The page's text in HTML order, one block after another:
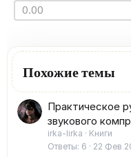
Похожие темы
Практическое
звукового
irka-lirka
Книги
Ответы 6 22 Фев